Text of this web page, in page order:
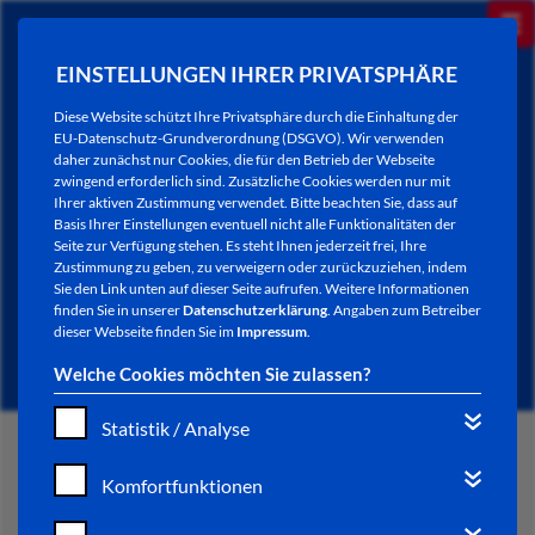
EINSTELLUNGEN IHRER PRIVATSPHÄRE
Diese Website schützt Ihre Privatsphäre durch die Einhaltung der
EU-Datenschutz-Grundverordnung (DSGVO). Wir verwenden
daher zunächst nur Cookies, die für den Betrieb der Webseite
zwingend erforderlich sind. Zusätzliche Cookies werden nur mit
Ihrer aktiven Zustimmung verwendet. Bitte beachten Sie, dass auf
Basis Ihrer Einstellungen eventuell nicht alle Funktionalitäten der
Seite zur Verfügung stehen. Es steht Ihnen jederzeit frei, Ihre
Zustimmung zu geben, zu verweigern oder zurückzuziehen, indem
Sie den Link unten auf dieser Seite aufrufen. Weitere Informationen
finden Sie in unsererDatenschutzerklärung. Angaben zum Betreiber
dieser Webseite finden Sie im Impressum.
Welche Cookies möchten Sie zulassen?
Statistik / Analyse
Komfortfunktionen
NEWSLETTER / CITY LETTER
START